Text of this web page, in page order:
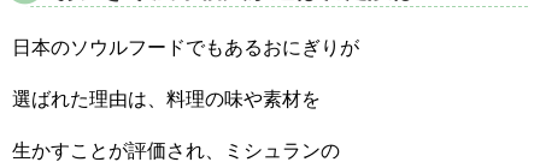
日本のソウルフードでもあるおにぎりが
選ばれた理由は、料理の味や素材を
生かすことが評価され、ミシュランの